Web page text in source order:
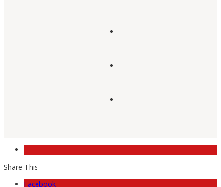
Share This
Facebook